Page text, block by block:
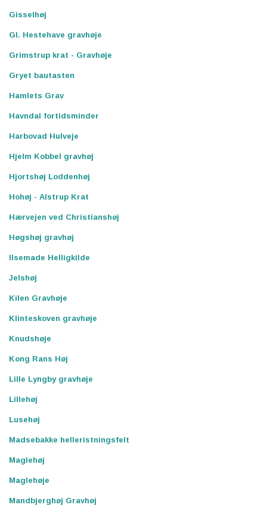
Gisselhøj
Gl. Hestehave gravhøje
Grimstrup krat - Gravhøje
Gryet bautasten
Hamlets Grav
Havndal fortidsminder
Harbovad Hulveje
Hjelm Kobbel gravhøj
Hjortshøj Loddenhøj
Hohøj - Alstrup Krat
Hærvejen ved Christianshøj
Høgshøj gravhøj
Ilsemade Helligkilde
Jelshøj
Kilen Gravhøje
Klinteskoven gravhøje
Knudshøje
Kong Rans Høj
Lille Lyngby gravhøje
Lillehøj
Lusehøj
Madsebakke helleristningsfelt
Maglehøj
Maglehøje
Mandbjerghøj Gravhøj